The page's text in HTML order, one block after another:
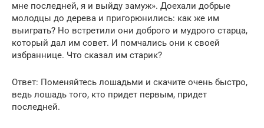
мне последней, я и выйду замуж». Доехали добрые
молодцы до дерева и пригорюнились: как же им
выиграть? Но встретили они доброго и мудрого старца,
который дал им совет. И помчались они к своей
избраннице. Что сказал им старик?
Ответ: Поменяйтесь лошадьми и скачите очень быстро,
ведь лошадь того, кто придет первым, придет
последней.